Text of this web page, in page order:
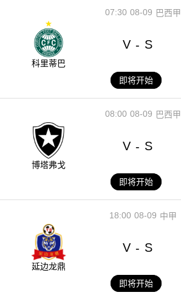
08-09
07:30 巴西甲
科里蒂巴
V - S
即将开始
08-09
08:00 巴西甲
博塔弗戈
V - S
即将开始
08-09
18:00 中甲
延边龙鼎
V - S
即将开始